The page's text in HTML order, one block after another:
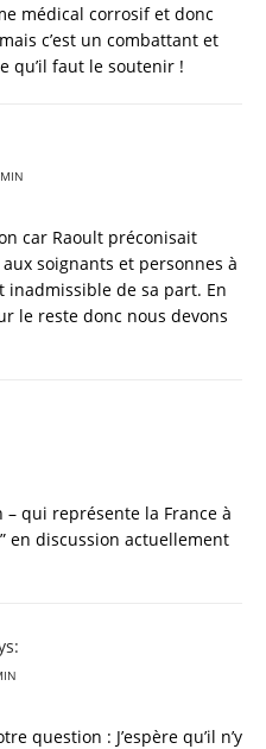
médical corrosif et donc
c’est un combattant et
qu’il faut le soutenir !
car Raoult préconisait
soignants et personnes à
inadmissible de sa part. En
le reste donc nous devons
– qui représente la France à
en discussion actuellement
question : J’espère qu’il n’y